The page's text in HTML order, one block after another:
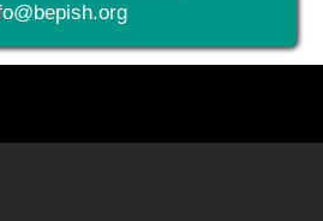
info@bepish.org